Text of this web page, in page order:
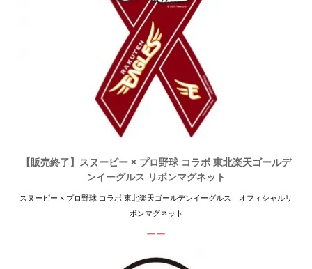
【販売終了】スヌーピー × プロ野球 コラボ 東北楽天ゴールデ
ンイーグルス リボンマグネット
スヌーピー × プロ野球 コラボ 東北楽天ゴールデンイーグルス オフィシャルリ
ボンマグネット
ーー